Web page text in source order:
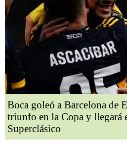
Boca goleó a Barcelona de
triunfo en la Copa y llegará
Superclásico